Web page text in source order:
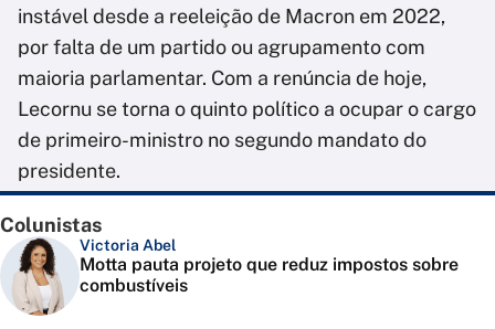
instável desde a reeleição de Macron em 2022,
por falta de um partido ou agrupamento com
maioria parlamentar. Com a renúncia de hoje,
Lecornu se torna o quinto político a ocupar o cargo
de primeiro-ministro no segundo mandato do
presidente.
Colunistas
Victoria Abel
Motta pauta projeto que reduz impostos sobre
combustíveis